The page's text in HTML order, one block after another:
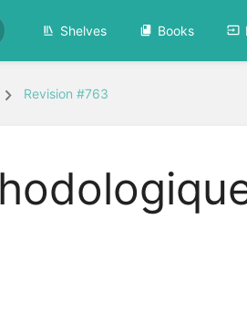
Shelves Books
Revision #763